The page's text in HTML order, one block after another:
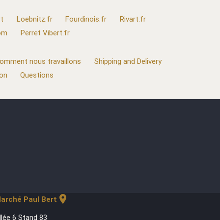
Loebnitz.fr Fourdinois.fr
Rivart.fr
Perret Vibert.fr
nous travaillons
Shipping and Delivery
Questions
Paul Bert location_on
6 Stand 83